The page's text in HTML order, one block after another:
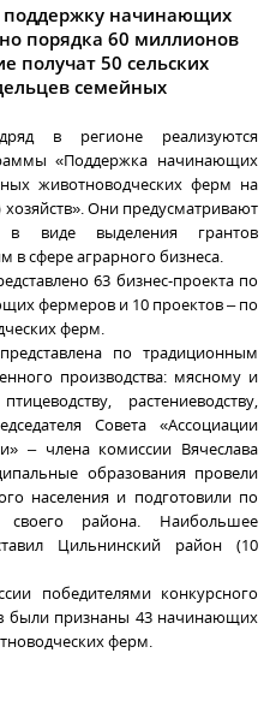
поддержку начинающих
порядка 60 миллионов
получат 50 сельских
семейных
в регионе реализуются
«Поддержка начинающих
животноводческих ферм на
Они предусматривают
в виде выделения грантов
сфере аграрного бизнеса.
63 бизнес-проекта по
фермеров и 10 проектов – по
ферм.
по традиционным
производства: мясному и
растениеводству,
Совета «Ассоциации
– члена комиссии Вячеслава
образования провели
населения и подготовили по
своего района. Наибольшее
Цильнинский район (10
победителями конкурсного
были признаны 43 начинающих
ферм.